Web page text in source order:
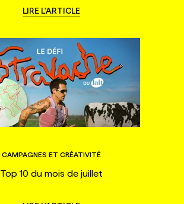
LIRE L'ARTICLE
CAMPAGNES ET CRÉATIVITÉ
Top 10 du mois de juillet